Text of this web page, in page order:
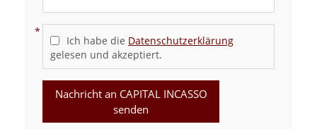
Ich habe die Datenschutzerklärung
gelesen und akzeptiert.
Nachricht an CAPITAL INCASSO
senden